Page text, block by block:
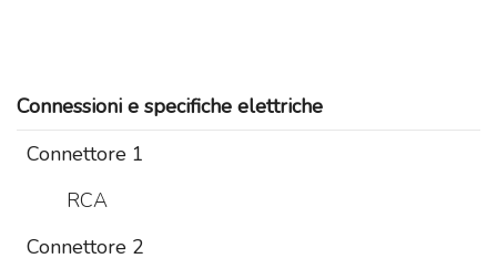
Connessioni e specifiche elettriche
Connettore 1
RCA
Connettore 2